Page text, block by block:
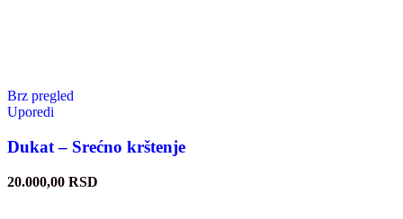
Brz pregled
Uporedi
Dukat – Srećno krštenje
20.000,00 RSD